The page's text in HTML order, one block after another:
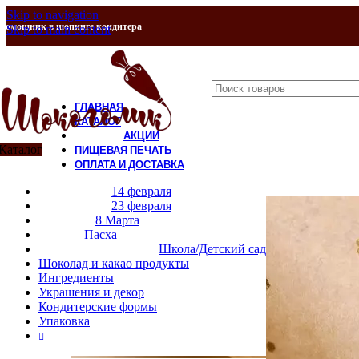
Skip to navigation
Skip to main content
в шопинге кондитера
14 февраля
23 февраля
8 Марта
Пасха
Школа/Детский сад
Шоколад и какао продукты
Ингредиенты
Украшения и декор
Кондитерские формы
Упаковка
ГЛАВНАЯ
КАТАЛОГ
АКЦИИ
ПИЩЕВАЯ ПЕЧАТЬ
ОПЛАТА И ДОСТАВКА